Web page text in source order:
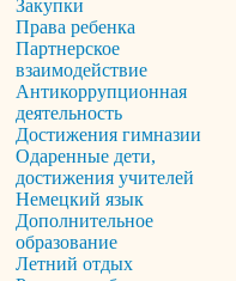
Закупки
Права ребенка
Партнерское
взаимодействие
Антикоррупционная
деятельность
Достижения гимназии
Одаренные дети,
достижения учителей
Немецкий язык
Дополнительное
образование
Летний отдых